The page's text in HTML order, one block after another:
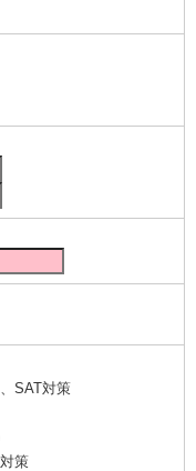
SAT対策
策